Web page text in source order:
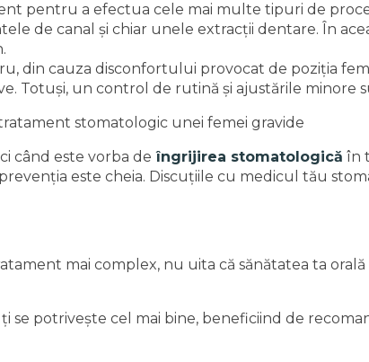
pentru a efectua cele mai multe tipuri de
de canal și chiar unele extracții dentare. În
din cauza disconfortului provocat de poziția
Totuși, un control de rutină și ajustările minore
când este vorba de îngrijirea stomatologică în
este cheia. Discuțiile cu medicul tău
mai complex, nu uita că sănătatea ta
se potrivește cel mai bine, beneficiind de